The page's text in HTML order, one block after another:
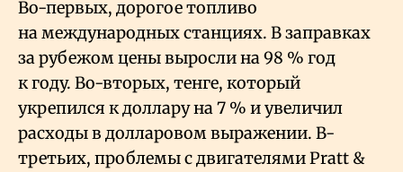
Во-первых, дорогое топливо
на международных станциях. В заправках
за рубежом цены выросли на 98 % год
к году. Во-вторых, тенге, который
укрепился к доллару на 7 % и увеличил
расходы в долларовом выражении. В-
третьих, проблемы с двигателями Pratt &